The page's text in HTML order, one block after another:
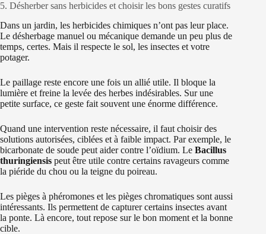
5. Désherber sans herbicides et choisir les bons gestes curatifs
Dans un jardin, les herbicides chimiques n’ont pas leur place.
Le désherbage manuel ou mécanique demande un peu plus de
temps, certes. Mais il respecte le sol, les insectes et votre
potager.
Le paillage reste encore une fois un allié utile. Il bloque la
lumière et freine la levée des herbes indésirables. Sur une
petite surface, ce geste fait souvent une énorme différence.
Quand une intervention reste nécessaire, il faut choisir des
solutions autorisées, ciblées et à faible impact. Par exemple, le
bicarbonate de soude peut aider contre l’oïdium. Le Bacillus
thuringiensis peut être utile contre certains ravageurs comme
la piéride du chou ou la teigne du poireau.
Les pièges à phéromones et les pièges chromatiques sont aussi
intéressants. Ils permettent de capturer certains insectes avant
la ponte. Là encore, tout repose sur le bon moment et la bonne
cible.